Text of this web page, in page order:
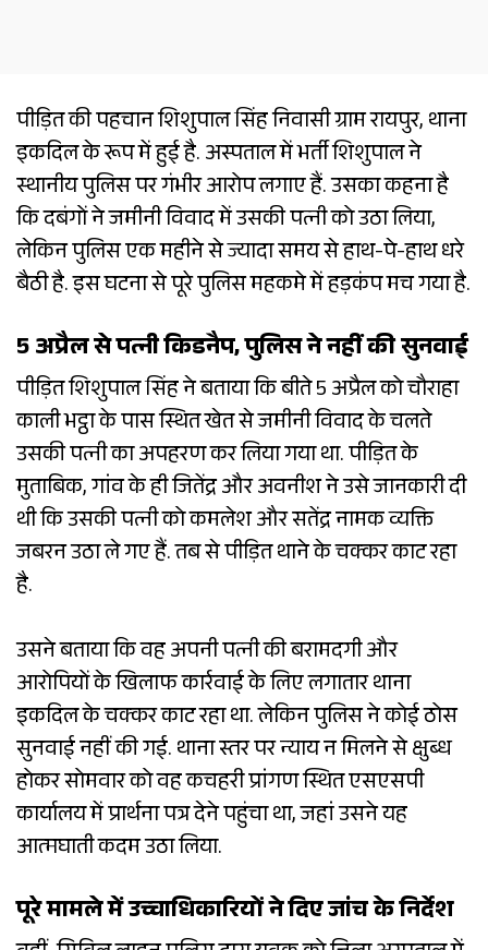
पीड़ित की पहचान शिशुपाल सिंह निवासी ग्राम रायपुर, थाना
इकदिल के रूप में हुई है. अस्पताल में भर्ती शिशुपाल ने
स्थानीय पुलिस पर गंभीर आरोप लगाए हैं. उसका कहना है
कि दबंगों ने जमीनी विवाद में उसकी पत्नी को उठा लिया,
लेकिन पुलिस एक महीने से ज्यादा समय से हाथ-पे-हाथ धरे
बैठी है. इस घटना से पूरे पुलिस महकमे में हड़कंप मच गया है.
5 अप्रैल से पत्नी किडनैप, पुलिस ने नहीं की सुनवाई
पीड़ित शिशुपाल सिंह ने बताया कि बीते 5 अप्रैल को चौराहा
काली भट्ठा के पास स्थित खेत से जमीनी विवाद के चलते
उसकी पत्नी का अपहरण कर लिया गया था. ​पीड़ित के
मुताबिक, गांव के ही जितेंद्र और अवनीश ने उसे जानकारी दी
थी कि उसकी पत्नी को कमलेश और सतेंद्र नामक व्यक्ति
जबरन उठा ले गए हैं. तब से पीड़ित थाने के चक्कर काट रहा
है.
उसने बताया कि वह अपनी पत्नी की बरामदगी और
आरोपियों के खिलाफ कार्रवाई के लिए लगातार थाना
इकदिल के चक्कर काट रहा था. लेकिन पुलिस ने कोई ठोस
सुनवाई नहीं की गई. थाना स्तर पर न्याय न मिलने से क्षुब्ध
होकर सोमवार को वह कचहरी प्रांगण स्थित एसएसपी
कार्यालय में प्रार्थना पत्र देने पहुंचा था, जहां उसने यह
आत्मघाती कदम उठा लिया.
पूरे मामले में उच्चाधिकारियों ने दिए जांच के निर्देश